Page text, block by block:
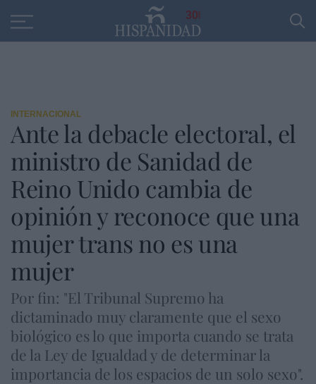
30
INTERNACIONAL
Ante la debacle electoral, el
ministro de Sanidad de
Reino Unido cambia de
opinión y reconoce que una
mujer trans no es una
mujer
Por fin: "El Tribunal Supremo ha
dictaminado muy claramente que el sexo
biológico es lo que importa cuando se trata
de la Ley de Igualdad y de determinar la
importancia de los espacios de un solo sexo".